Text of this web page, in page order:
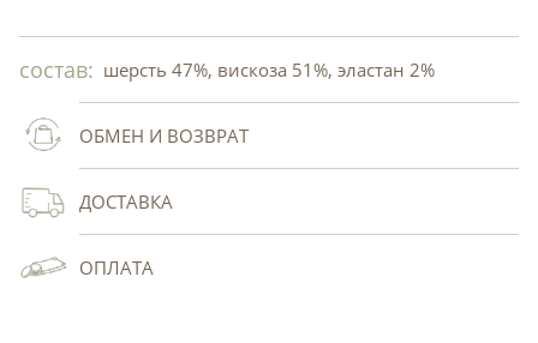
состав: шерсть 47%, вискоза 51%, эластан 2%
ОБМЕН И ВОЗВРАТ
ДОСТАВКА
ОПЛАТА